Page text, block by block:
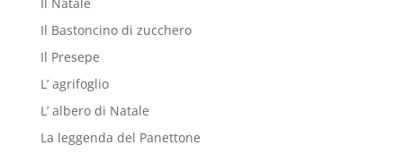
Il Bastoncino di zucchero
Il Presepe
L’ agrifoglio
L’ albero di Natale
La leggenda del Panettone